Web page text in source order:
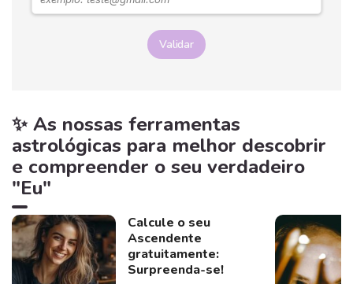
Validar
✨ As nossas ferramentas
astrológicas para melhor descobrir
e compreender o seu verdadeiro
"Eu"
Calcule o seu
Ascendente
gratuitamente:
Surpreenda-se!